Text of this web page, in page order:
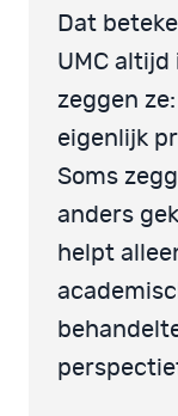
Dat
UMC altijd
zeggen
eigenlijk
Soms
anders
helpt